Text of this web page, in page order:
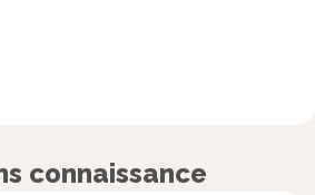
connaissance